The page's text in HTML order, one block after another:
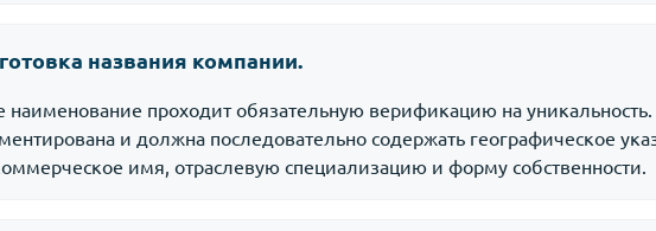
названия компании.
проходит обязательную верификацию на уникальность.
и должна последовательно содержать географическое
имя, отраслевую специализацию и форму собственности.